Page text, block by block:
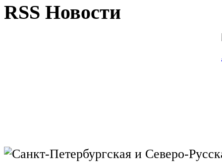
RSS Новости